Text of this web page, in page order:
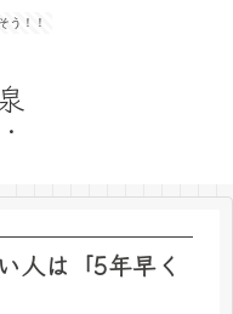
う！！
人は「5年早く